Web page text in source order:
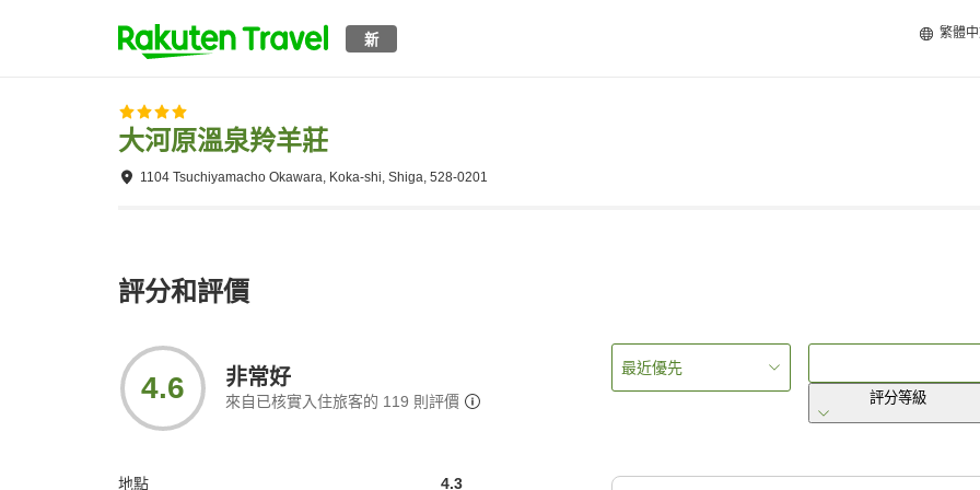
新 繁體中
大河原溫泉羚羊莊
1104 Tsuchiyamacho Okawara, Koka-shi, Shiga, 528-0201
評分和評價
4.6 非常好
來自已核實入住旅客的 119 則評價
地點 4.3
最近優先
評分等級